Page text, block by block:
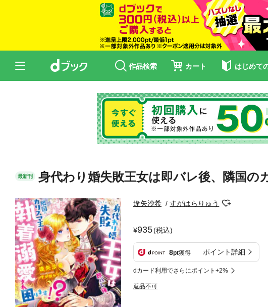
作品検索 カート はじめて
最新刊 身代わり婚失敗王女は即バレ後、隣国の
逢矢沙希 すがはらりゅう
935(税込)
8pt獲得 ポイント詳細
dカード利用でさらにポイント+2%
返品不可